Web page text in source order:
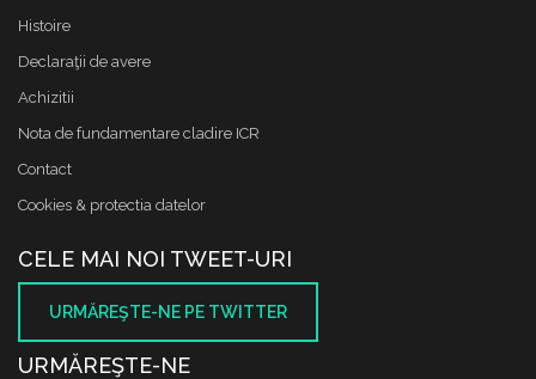
Histoire
Declaraţii de avere
Achizitii
Nota de fundamentare cladire ICR
Contact
Cookies & protectia datelor
CELE MAI NOI TWEET-URI
URMĂREŞTE-NE PE TWITTER
URMĂREŞTE-NE